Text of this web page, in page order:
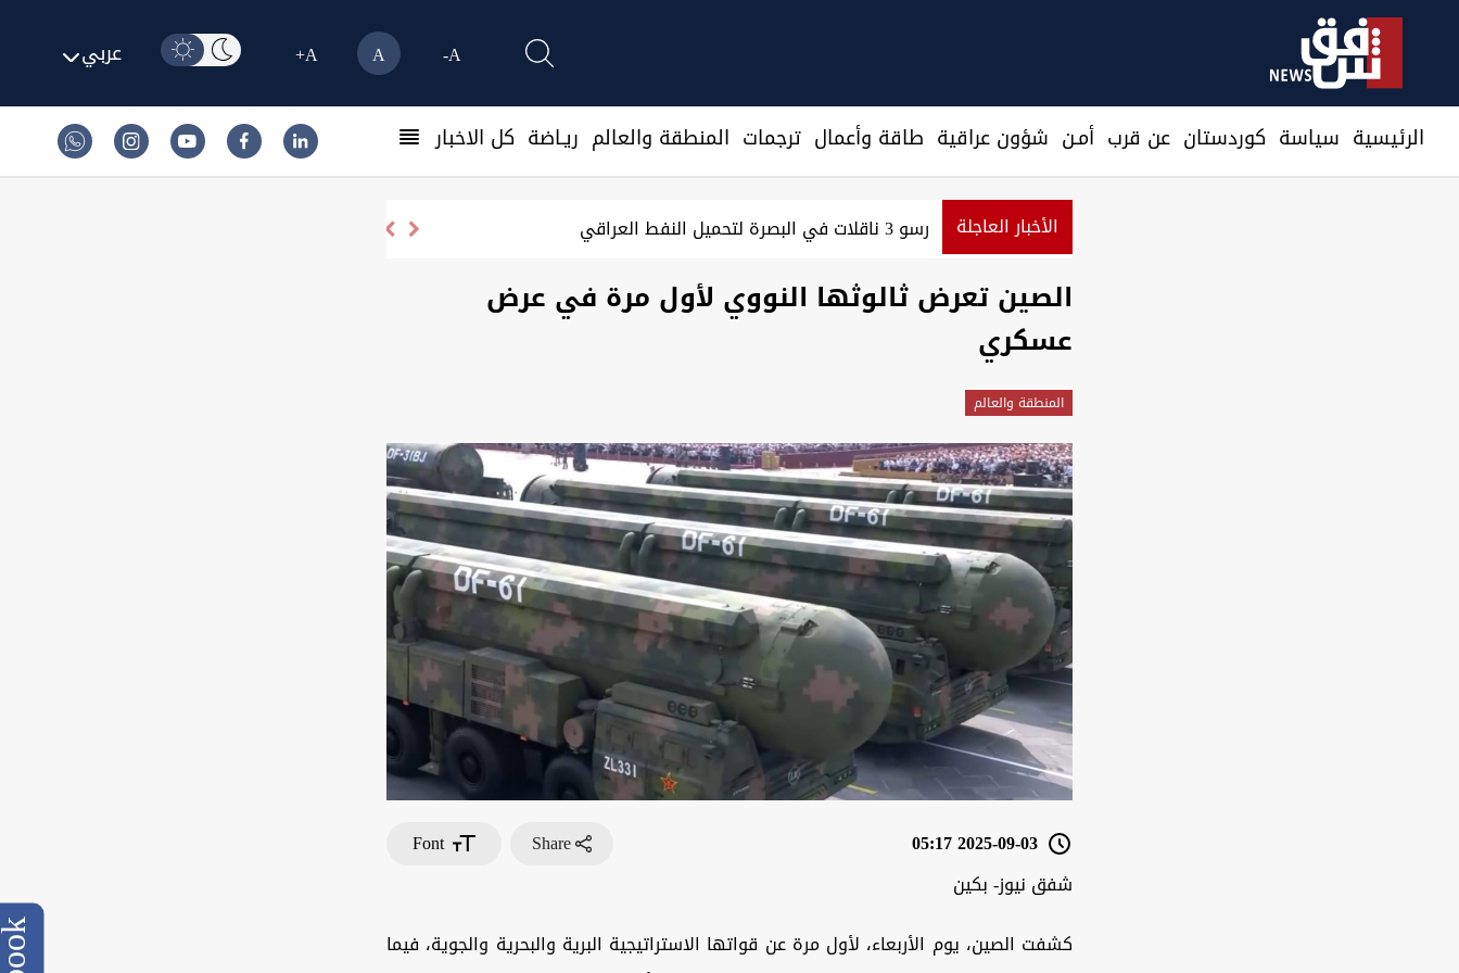
A-
A
A+ عربي
الرئيسية سیاسة كوردستان عن قرب أمـن شؤون عراقية طاقة وأعمال ترجمات المنطقة والعالم ريـاضة كل الاخبار
الأخبار العاجلة رسو 3 ناقلات في البصرة لتحميل النفط العراقي
الصين تعرض ثالوثها النووي لأول مرة في عرض
عسكري
المنطقة والعالم
2025-09-03 05:17
Share
Font
شفق نيوز- بكين
كشفت الصين، يوم الأربعاء، لأول مرة عن قواتها الاستراتيجية البرية والبحرية والجوية، فيما